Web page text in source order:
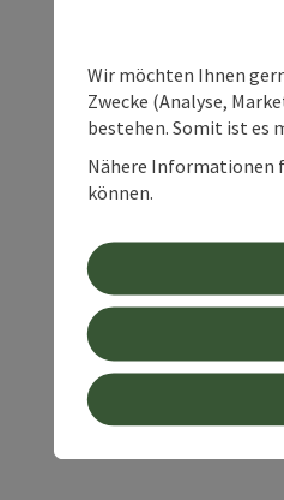
Wir möchten Ihnen
Zwecke (Analyse,
bestehen. Somit ist es
Nähere Informationen
können.